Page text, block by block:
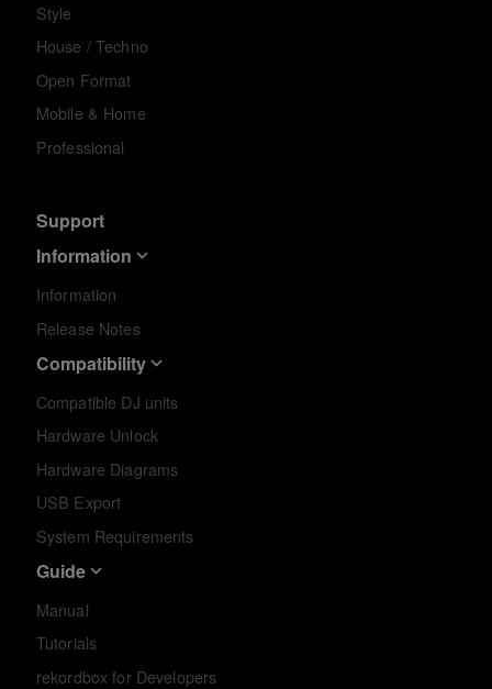
Style
House / Techno
Open Format
Mobile & Home
Professional
Support
Information
Information
Release Notes
Compatibility
Compatible DJ units
Hardware Unlock
Hardware Diagrams
USB Export
System Requirements
Guide
Manual
Tutorials
rekordbox for Developers